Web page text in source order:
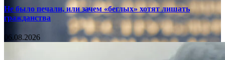
Не было печали, или зачем «беглых» хотят лишать
гражданства
06.08.2026